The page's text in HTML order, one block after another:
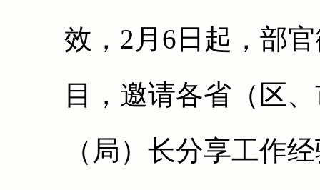
效，2月6日起，部
目，邀请各省（区
（局）长分享工作